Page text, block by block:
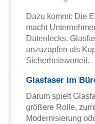
Dazu kommt: Die
macht
Datenlecks.
anzuzapfen als
Sicherheitsvorteil.
Glasfaser im
Darum spielt
größere Rolle,
Modernisierung